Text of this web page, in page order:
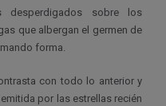
desperdigados sobre los
que albergan el germen de
forma.
con todo lo anterior y
por las estrellas recién